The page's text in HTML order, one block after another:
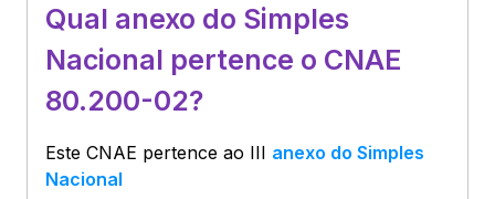
Qual anexo do Simples
Nacional pertence o CNAE
80.200-02?
Este CNAE pertence ao III anexo do Simples
Nacional